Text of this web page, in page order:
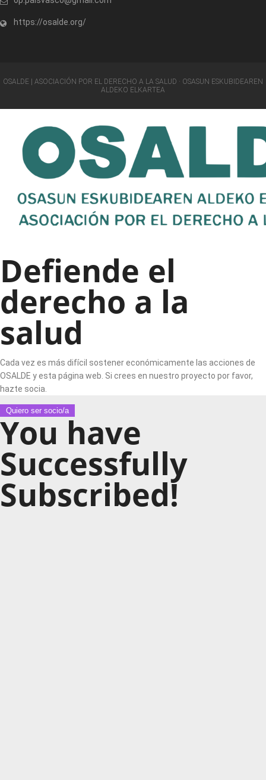
https://osalde.org/
OSALDE | ASOCIACIÓN POR EL DERECHO A LA SALUD · OSASUN ESKUBIDEAREN
ALDEKO ELKARTEA
Defiende el
derecho a la
salud
Cada vez es más difícil sostener económicamente las acciones de
OSALDE y esta página web. Si crees en nuestro proyecto por favor,
hazte socia.
Quiero ser socio/a
You have
Successfully
Subscribed!